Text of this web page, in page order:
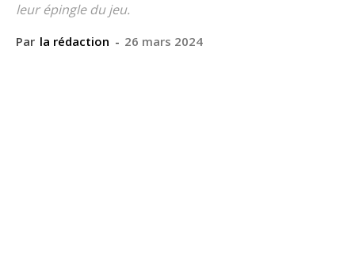
leur épingle du jeu.
Par la rédaction - 26 mars 2024